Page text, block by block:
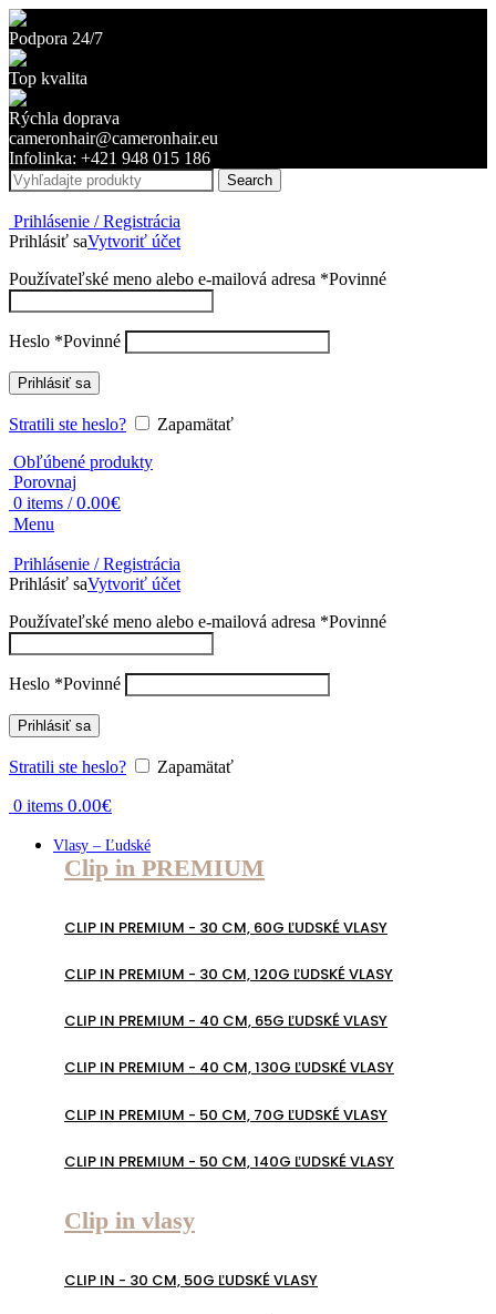
Podpora 24/7
Top kvalita
Rýchla doprava
cameronhair@cameronhair.eu
Infolinka: +421 948 015 186
Search
Prihlásenie / Registrácia
Prihlásiť saVytvoriť účet
Používateľské meno alebo e-mailová adresa *Povinné
Heslo *Povinné
Prihlásiť sa
Stratili ste heslo?
Zapamätať
Obľúbené produkty
Porovnaj
0 items / 0.00€
Menu
Prihlásenie / Registrácia
Prihlásiť saVytvoriť účet
Používateľské meno alebo e-mailová adresa *Povinné
Heslo *Povinné
Prihlásiť sa
Stratili ste heslo? Zapamätať
0 items 0.00€
Vlasy – Ľudské
Clip in PREMIUM
CLIP IN PREMIUM - 30 CM, 60G ĽUDSKÉ VLASY
CLIP IN PREMIUM - 30 CM, 120G ĽUDSKÉ VLASY
CLIP IN PREMIUM - 40 CM, 65G ĽUDSKÉ VLASY
CLIP IN PREMIUM - 40 CM, 130G ĽUDSKÉ VLASY
CLIP IN PREMIUM - 50 CM, 70G ĽUDSKÉ VLASY
CLIP IN PREMIUM - 50 CM, 140G ĽUDSKÉ VLASY
Clip in vlasy
CLIP IN - 30 CM, 50G ĽUDSKÉ VLASY